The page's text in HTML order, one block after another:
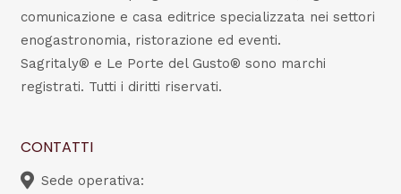
comunicazione e casa editrice specializzata nei settori
enogastronomia, ristorazione ed eventi.
Sagritaly® e Le Porte del Gusto® sono marchi
registrati. Tutti i diritti riservati.
CONTATTI
Sede operativa: